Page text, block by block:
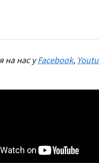
на нас уFacebook,